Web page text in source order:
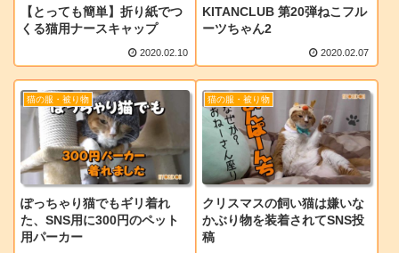
【とっても簡単】折り紙でつ
くる猫用ナースキャップ
2020.02.10
KITANCLUB 第20弾ねこフル
ーツちゃん2
2020.02.07
猫の服・被り物
ぽっちゃり猫でもギリ着れ
た、SNS用に300円のペット
用パーカー
猫の服・被り物
クリスマスの飼い猫は嫌いな
かぶり物を装着されてSNS投
稿